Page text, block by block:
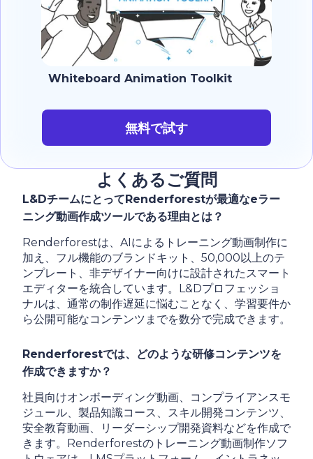
Whiteboard Animation Toolkit
無料で試す
よくあるご質問
L&DチームにとってRenderforestが最適なeラー
ニング動画作成ツールである理由とは？
Renderforestは、AIによるトレーニング動画制作に
加え、フル機能のブランドキット、50,000以上のテ
ンプレート、非デザイナー向けに設計されたスマート
エディターを統合しています。L&Dプロフェッショ
ナルは、通常の制作遅延に悩むことなく、学習要件か
ら公開可能なコンテンツまでを数分で完成できます。
Renderforestでは、どのような研修コンテンツを
作成できますか？
社員向けオンボーディング動画、コンプライアンスモ
ジュール、製品知識コース、スキル開発コンテンツ、
安全教育動画、リーダーシップ開発資料などを作成で
きます。Renderforestのトレーニング動画制作ソフ